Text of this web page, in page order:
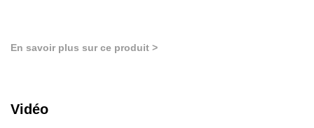
En savoir plus sur ce produit >
Vidéo